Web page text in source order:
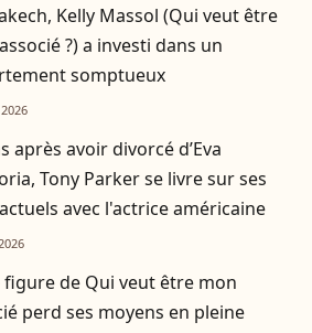
Kelly Massol (Qui veut être
?) a investi dans un
somptueux
après avoir divorcé d’Eva
Tony Parker se livre sur ses
avec l'actrice américaine
figure de Qui veut être mon
perd ses moyens en pleine